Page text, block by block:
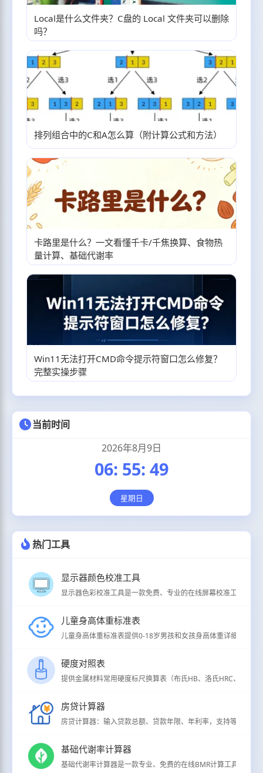
Local是什么文件夹？C盘的 Local 文件夹可以删除
吗？
排列组合中的C和A怎么算（附计算公式和方法）
卡路里是什么？一文看懂千卡/千焦换算、食物热
量计算、基础代谢率
Win11无法打开CMD命令提示符窗口怎么修复？
完整实操步骤
当前时间
2026年8月9日
06: 55: 50
星期日
热门工具
显示器颜色校准工具
显示器色彩校准工具是一款免费、专业的在线屏幕校准工具，
儿童身高体重标准表
儿童身高体重标准表提供0-18岁男孩和女孩身高体重详细分级
硬度对照表
提供金属材料常用硬度标尺换算表（布氏HB、洛氏HRC、维氏
房贷计算器
房贷计算器：输入贷款总额、贷款年限、年利率，支持等额本
基础代谢率计算器
基础代谢率计算器是一款专业、免费的在线BMR计算工具，用